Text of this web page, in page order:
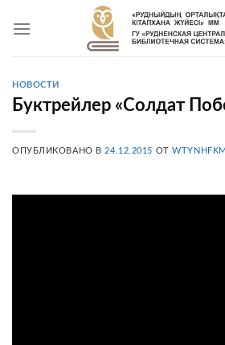
НОВОСТИ
Буктрейлер «Солдат
ОПУБЛИКОВАНО В24.12.2015 ОТ